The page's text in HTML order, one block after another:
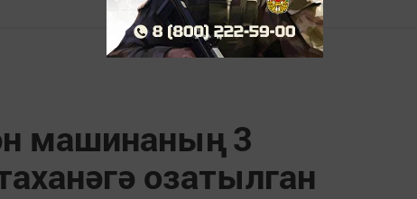
машинаның 3
озатылган